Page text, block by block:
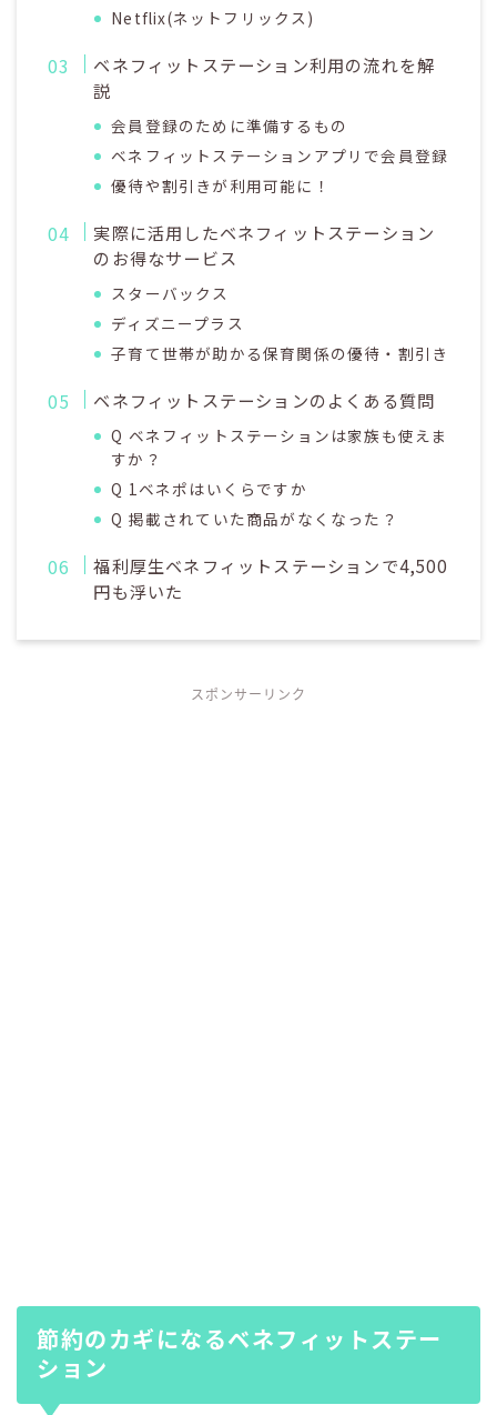
Netflix(ネットフリックス)
ベネフィットステーション利用の流れを解
説
会員登録のために準備するもの
ベネフィットステーションアプリで会員登録
優待や割引きが利用可能に！
実際に活用したベネフィットステーション
のお得なサービス
スターバックス
ディズニープラス
子育て世帯が助かる保育関係の優待・割引き
ベネフィットステーションのよくある質問
Q ベネフィットステーションは家族も使えま
すか？
Q 1ベネポはいくらですか
Q 掲載されていた商品がなくなった？
福利厚生ベネフィットステーションで4,500
円も浮いた
スポンサーリンク
節約のカギになるベネフィットステー
ション